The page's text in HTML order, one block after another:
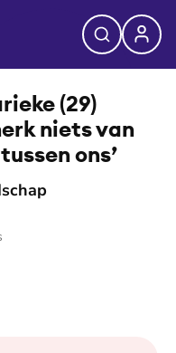
Nienke van Denderen
(29)
niets van
ons’